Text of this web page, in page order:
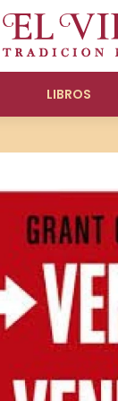
LIBROS